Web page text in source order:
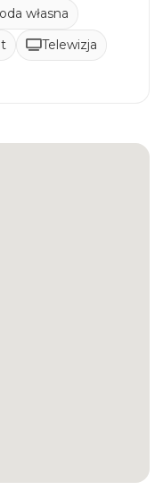
własna
Telewizja